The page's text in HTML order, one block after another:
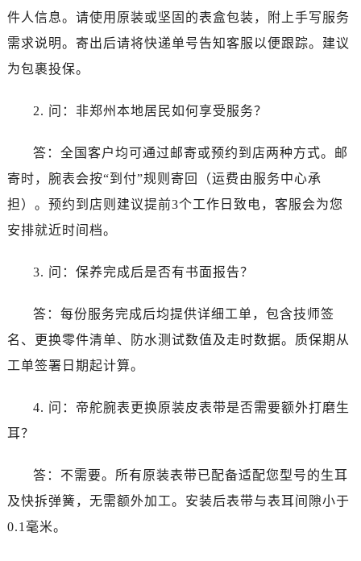
件人信息。请使用原装或坚固的表盒包装，附上手写服务
需求说明。寄出后请将快递单号告知客服以便跟踪。建议
为包裹投保。
2. 问：非郑州本地居民如何享受服务？
答：全国客户均可通过邮寄或预约到店两种方式。邮
寄时，腕表会按“到付”规则寄回（运费由服务中心承
担）。预约到店则建议提前3个工作日致电，客服会为您
安排就近时间档。
3. 问：保养完成后是否有书面报告？
答：每份服务完成后均提供详细工单，包含技师签
名、更换零件清单、防水测试数值及走时数据。质保期从
工单签署日期起计算。
4. 问：帝舵腕表更换原装皮表带是否需要额外打磨生
耳？
答：不需要。所有原装表带已配备适配您型号的生耳
及快拆弹簧，无需额外加工。安装后表带与表耳间隙小于
0.1毫米。